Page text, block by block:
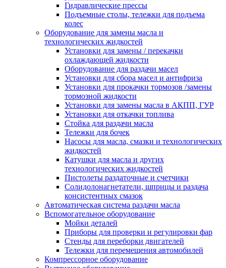
Гидравлические прессы
Подъемные столы, тележки для подъема
колес
Оборудование для замены масла и
технологических жидкостей
Установки для замены / перекачки
охлаждающей жидкости
Оборудование для раздачи масел
Установки для сбора масел и антифриза
Установки для прокачки тормозов /замены
тормозной жидкости
Установки для замены масла в АКПП, ГУР
Установки для откачки топлива
Стойка для раздачи масла
Тележки для бочек
Насосы для масла, смазки и технологических
жидкостей
Катушки для масла и других
технологических жидкостей
Пистолеты раздаточные и счетчики
Солидолонагнетатели, шприцы и раздача
консистентных смазок
Автоматическая система раздачи масла
Вспомогательное оборудование
Мойки деталей
Приборы для проверки и регулировки фар
Стенды для переборки двигателей
Тележки для перемещения автомобилей
Компрессорное оборудование